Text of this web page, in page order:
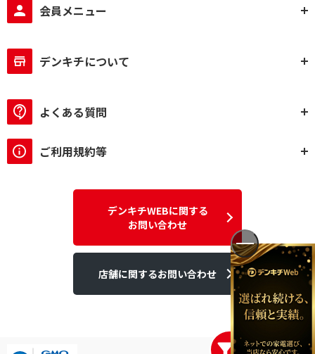
会員メニュー
デンキチについて
よくある質問
ご利用規約等
デンキチWEBに関する
お問い合わせ
店舗に関するお問い合わせ